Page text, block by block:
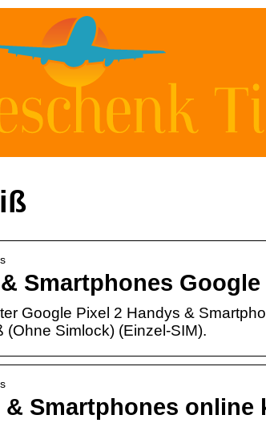
Smartphones Google
Google Pixel 2 Handys &
Simlock) (Einzel-SIM).
Smartphones online